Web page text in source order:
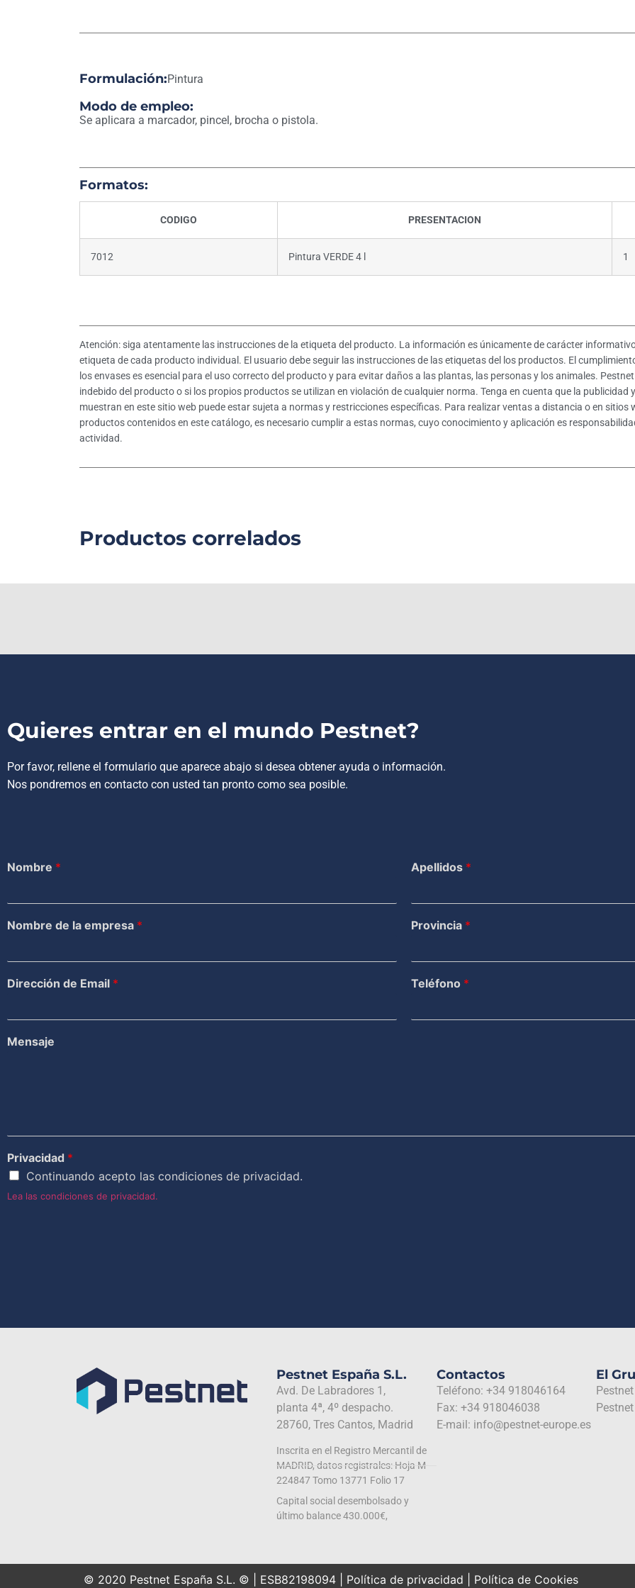
Formulación:Pintura
Modo de empleo:
Se aplicara a marcador, pincel, brocha o pistola.
Formatos:
CODIGO PRESENTACION
7012 Pintura VERDE 4 l 1
Atención: siga atentamente las instrucciones de la etiqueta del producto. La información es únicamente de carácter
etiqueta de cada producto individual. El usuario debe seguir las instrucciones de las etiquetas del los productos. El
los envases es esencial para el uso correcto del producto y para evitar daños a las plantas, las personas y los animales.
indebido del producto o si los propios productos se utilizan en violación de cualquier norma. Tenga en cuenta que la publicidad
muestran en este sitio web puede estar sujeta a normas y restricciones específicas. Para realizar ventas a distancia o en sitios
productos contenidos en este catálogo, es necesario cumplir a estas normas, cuyo conocimiento y aplicación es
actividad.
Productos correlados
Quieres entrar en el mundo Pestnet?
Por favor, rellene el formulario que aparece abajo si desea obtener ayuda o información.
Nos pondremos en contacto con usted tan pronto como sea posible.
Nombre * Apellidos *
Nombre de la empresa * Provincia *
Dirección de Email * Teléfono *
Mensaje
Privacidad *
Continuando acepto las condiciones de privacidad.
Lea las condiciones de privacidad.
Pestnet España S.L.
Avd. De Labradores 1,
planta 4ª, 4º despacho.
28760, Tres Cantos, Madrid
Inscrita en el Registro Mercantil de
MADRID, datos registrales: Hoja M-
224847 Tomo 13771 Folio 17
Capital social desembolsado y
último balance 430.000€,
Contactos
Teléfono: +34 918046164
Fax: +34 918046038
E-mail: info@pestnet-europe.es
El
© 2020 Pestnet España S.L. © | ESB82198094 | Política de privacidad Política de Cookies